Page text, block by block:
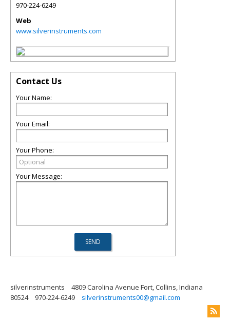
970-224-6249
Web
www.silverinstruments.com
Contact Us
Your Name:
Your Email:
Your Phone:
Your Message:
silverinstruments
4809 Carolina Avenue Fort, Collins, Indiana
80524
970-224-6249 silverinstruments00@gmail.com